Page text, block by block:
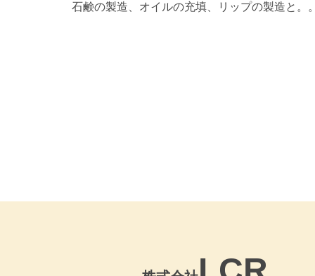
石鹸の製造、オイルの充填、リップの製造と。